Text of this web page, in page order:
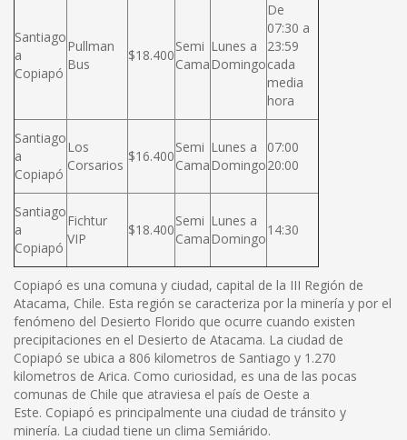
Santiago
a
Copiapó
Pullman
Bus
$18.400
Semi
Cama
Lunes a
Domingo
De
07:30 a
23:59
cada
media
hora
Santiago
a
Copiapó
Los
Corsarios
$16.400
Semi
Cama
Lunes a
Domingo
07:00
20:00
Santiago
a
Copiapó
Fichtur
VIP
$18.400
Semi
Cama
Lunes a
Domingo
14:30
Copiapó es una comuna y ciudad, capital de la III Región de
Atacama, Chile. Esta región se caracteriza por la minería y por el
fenómeno del Desierto Florido que ocurre cuando existen
precipitaciones en el Desierto de Atacama. La ciudad de
Copiapó se ubica a 806 kilometros de Santiago y 1.270
kilometros de Arica. Como curiosidad, es una de las pocas
comunas de Chile que atraviesa el país de Oeste a
Este. Copiapó es principalmente una ciudad de tránsito y
minería. La ciudad tiene un clima Semiárido.